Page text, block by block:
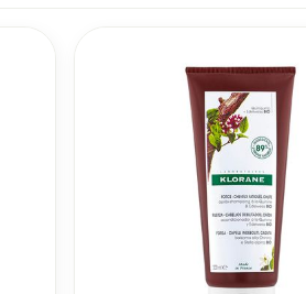
et maximales du prix.